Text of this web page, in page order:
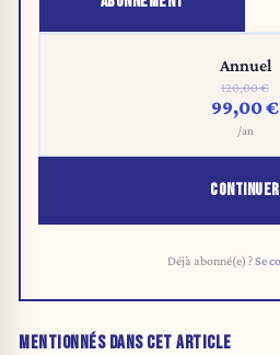
Annuel
120,00 €
99,00 €
/an
CONTINUER
Déjà abonné(e) ?Se
MENTIONNÉS DANS CET ARTICLE